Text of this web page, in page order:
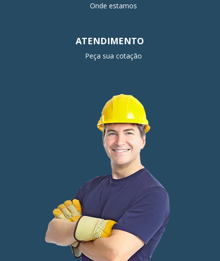
Onde estamos
ATENDIMENTO
Peça sua cotação